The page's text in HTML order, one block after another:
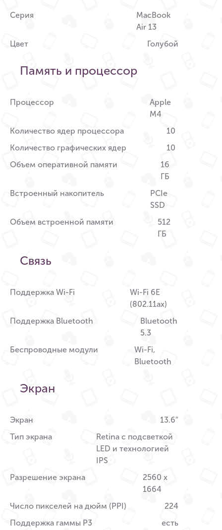
Серия
MacBook
Air 13
Цвет
Голубой
Память и процессор
Процессор
Apple
M4
Количество ядер процессора
10
Количество графических ядер
10
Объем оперативной памяти
16
ГБ
Встроенный накопитель
PCIe
SSD
Объем встроенной памяти
512
ГБ
Связь
Поддержка Wi-Fi
Wi-Fi 6E
(802.11ax)
Поддержка Bluetooth
Bluetooth
5.3
Беспроводные модули
Wi-Fi,
Bluetooth
Экран
Экран
13.6″
Тип экрана
Retina с подсветкой
LED и технологией
IPS
Разрешение экрана
2560 x
1664
Число пикселей на дюйм (PPI)
224
Поддержка гаммы P3
есть